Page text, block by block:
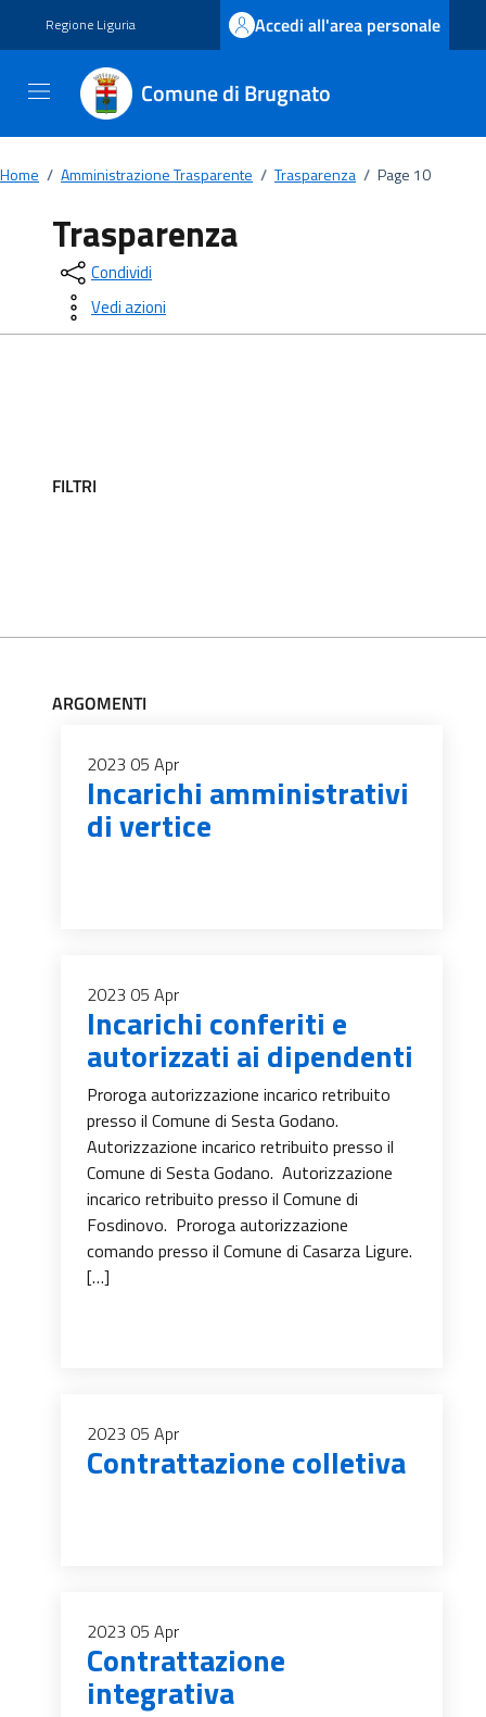
Regione Liguria Accedi all'area personale
Comune di Brugnato
Home / Amministrazione Trasparente / Trasparenza / Page 10
Trasparenza
Condividi
Vedi azioni
FILTRI
ARGOMENTI
2023 05 Apr
Incarichi amministrativi
di vertice
2023 05 Apr
Incarichi conferiti e
autorizzati ai dipendenti
Proroga autorizzazione incarico retribuito
presso il Comune di Sesta Godano.
Autorizzazione incarico retribuito presso il
Comune di Sesta Godano. Autorizzazione
incarico retribuito presso il Comune di
Fosdinovo. Proroga autorizzazione
comando presso il Comune di Casarza Ligure.
[…]
2023 05 Apr
Contrattazione colletiva
2023 05 Apr
Contrattazione
integrativa